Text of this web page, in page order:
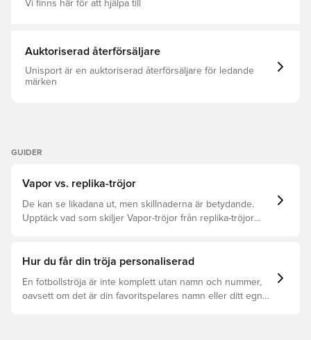
Vi finns här för att hjälpa till
Auktoriserad återförsäljare
Unisport är en auktoriserad återförsäljare för ledande
märken
GUIDER
Vapor vs. replika-tröjor
De kan se likadana ut, men skillnaderna är betydande.
Upptäck vad som skiljer Vapor-tröjor från replika-tröjor
Hur du får din tröja personaliserad
En fotbollströja är inte komplett utan namn och nummer,
oavsett om det är din favoritspelares namn eller ditt egna.